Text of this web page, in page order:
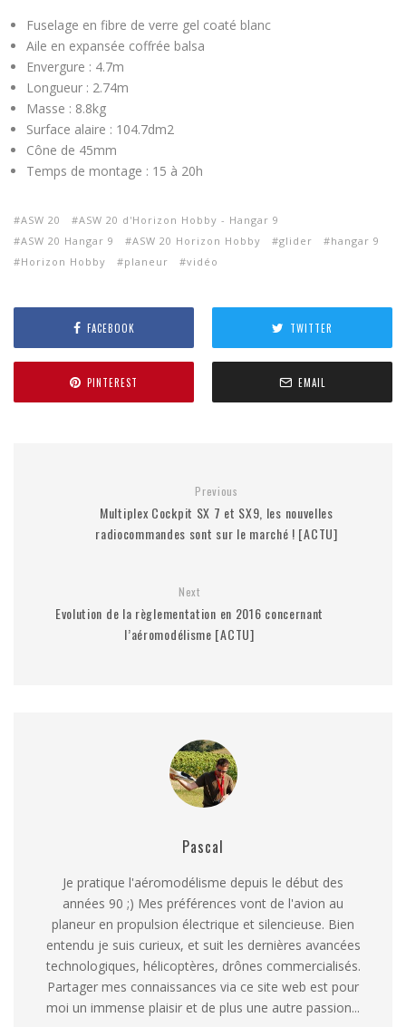
Fuselage en fibre de verre gel coaté blanc
Aile en expansée coffrée balsa
Envergure : 4.7m
Longueur : 2.74m
Masse : 8.8kg
Surface alaire : 104.7dm2
Cône de 45mm
Temps de montage : 15 à 20h
ASW 20
ASW 20 d'Horizon Hobby - Hangar 9
ASW 20 Hangar 9
ASW 20 Horizon Hobby glider
hangar 9
Horizon Hobby
planeur vidéo
FACEBOOK TWITTER
PINTEREST EMAIL
Previous
Multiplex Cockpit SX 7 et SX9, les nouvelles
radiocommandes sont sur le marché ! [ACTU]
Next
Evolution de la règlementation en 2016 concernant
l’aéromodélisme [ACTU]
Pascal
Je pratique l'aéromodélisme depuis le début des
années 90 ;) Mes préférences vont de l'avion au
planeur en propulsion électrique et silencieuse. Bien
entendu je suis curieux, et suit les dernières avancées
technologiques, hélicoptères, drônes commercialisés.
Partager mes connaissances via ce site web est pour
moi un immense plaisir et de plus une autre passion...